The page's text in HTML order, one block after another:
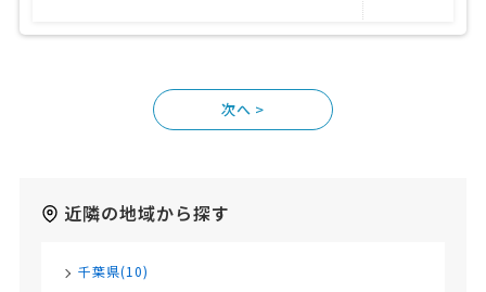
>
近隣の地域から探す
千葉県(10)